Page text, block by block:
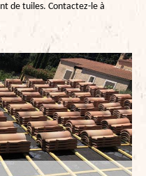
de tuiles. Contactez-le à